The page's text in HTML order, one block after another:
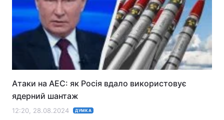
Атаки на АЕС: як Росія вдало використовує
ядерний шантаж
12:20, 28.08.2024 ДУМКА